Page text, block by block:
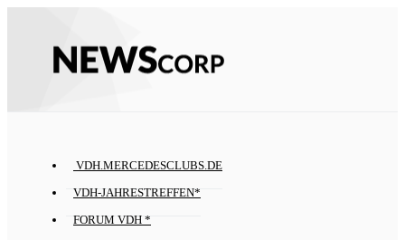
VDH.MERCEDESCLUBS.DE
VDH-JAHRESTREFFEN*
FORUM VDH *